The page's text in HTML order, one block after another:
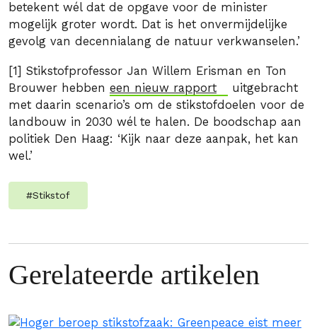
betekent wél dat de opgave voor de minister
mogelijk groter wordt. Dat is het onvermijdelijke
gevolg van decennialang de natuur verkwanselen.’
[1] Stikstofprofessor Jan Willem Erisman en Ton
Brouwer hebben een nieuw rapport
uitgebracht
met daarin scenario’s om de stikstofdoelen voor de
landbouw in 2030 wél te halen. De boodschap aan
politiek Den Haag: ‘Kijk naar deze aanpak, het kan
wel.’
#Stikstof
Gerelateerde artikelen